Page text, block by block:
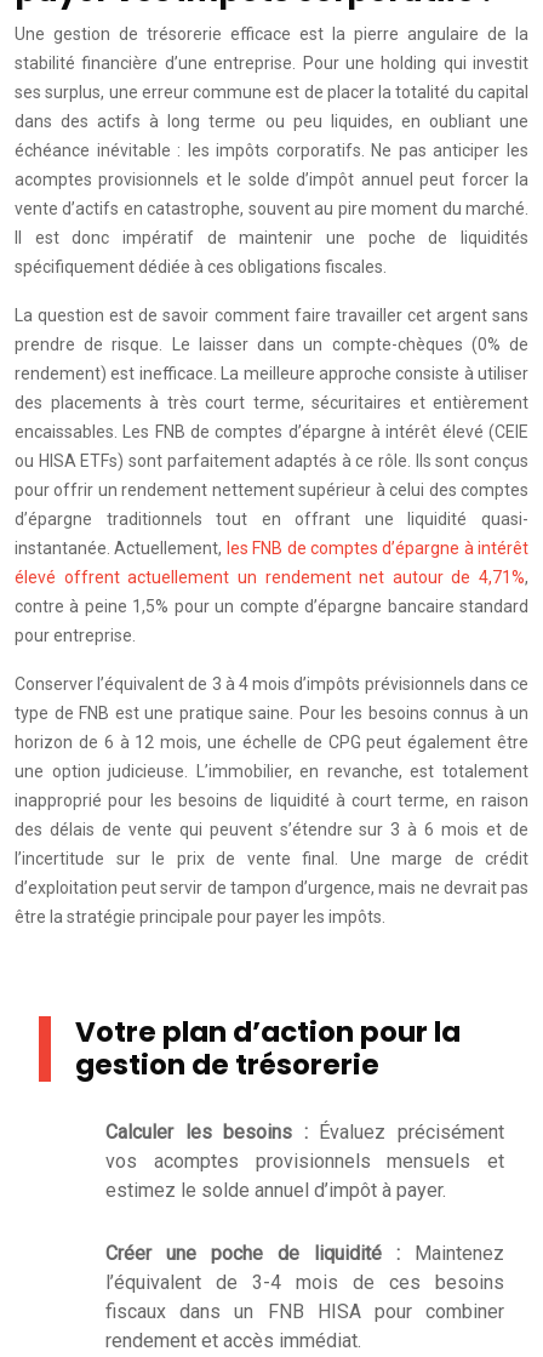
Une gestion de trésorerie efficace est la pierre angulaire de la
stabilité financière d’une entreprise. Pour une holding qui investit
ses surplus, une erreur commune est de placer la totalité du capital
dans des actifs à long terme ou peu liquides, en oubliant une
échéance inévitable : les impôts corporatifs. Ne pas anticiper les
acomptes provisionnels et le solde d’impôt annuel peut forcer la
vente d’actifs en catastrophe, souvent au pire moment du marché.
Il est donc impératif de maintenir une poche de liquidités
spécifiquement dédiée à ces obligations fiscales.
La question est de savoir comment faire travailler cet argent sans
prendre de risque. Le laisser dans un compte-chèques (0% de
rendement) est inefficace. La meilleure approche consiste à utiliser
des placements à très court terme, sécuritaires et entièrement
encaissables. Les FNB de comptes d’épargne à intérêt élevé (CEIE
ou HISA ETFs) sont parfaitement adaptés à ce rôle. Ils sont conçus
pour offrir un rendement nettement supérieur à celui des comptes
d’épargne traditionnels tout en offrant une liquidité quasi-
instantanée. Actuellement, les FNB de comptes d’épargne à intérêt
élevé offrent actuellement un rendement net autour de 4,71%,
contre à peine 1,5% pour un compte d’épargne bancaire standard
pour entreprise.
Conserver l’équivalent de 3 à 4 mois d’impôts prévisionnels dans ce
type de FNB est une pratique saine. Pour les besoins connus à un
horizon de 6 à 12 mois, une échelle de CPG peut également être
une option judicieuse. L’immobilier, en revanche, est totalement
inapproprié pour les besoins de liquidité à court terme, en raison
des délais de vente qui peuvent s’étendre sur 3 à 6 mois et de
l’incertitude sur le prix de vente final. Une marge de crédit
d’exploitation peut servir de tampon d’urgence, mais ne devrait pas
être la stratégie principale pour payer les impôts.
Votre plan d’action pour la
gestion de trésorerie
Calculer les besoins :Évaluez précisément
vos acomptes provisionnels mensuels et
estimez le solde annuel d’impôt à payer.
Créer une poche de liquidité : Maintenez
l’équivalent de 3-4 mois de ces besoins
fiscaux dans un FNB HISA pour combiner
rendement et accès immédiat.